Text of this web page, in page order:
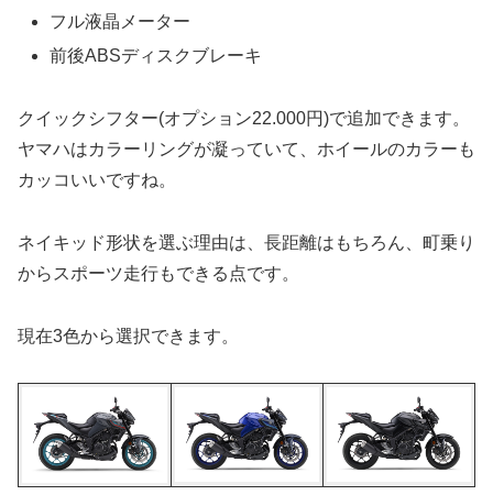
フル液晶メーター
前後ABSディスクブレーキ
クイックシフター(オプション22.000円)で追加できます。
ヤマハはカラーリングが凝っていて、ホイールのカラーも
カッコいいですね。
ネイキッド形状を選ぶ理由は、長距離はもちろん、町乗り
からスポーツ走行もできる点です。
現在3色から選択できます。